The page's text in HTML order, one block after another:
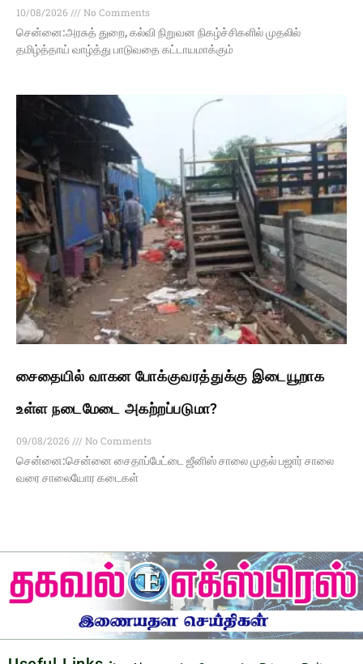
10/08/2026
No Comments
சென்னை:அரசுத் துறை, கல்வி நிறுவன நிகழ்ச்சிகளில் முதலில்
தமிழ்த்தாய் வாழ்த்து பாடுவதை கட்டாயமாக்கும்
சைதையில் வாகன போக்குவரத்துக்கு இடையூறாக
உள்ள நடைமேடை அகற்றப்படுமா?
09/08/2026
No Comments
சென்னை:சென்னை சைதாப்பேட்டை ஜீனிஸ் சாலை முதல் பஜார் சாலை
வரை சாலையோர கடைகள்